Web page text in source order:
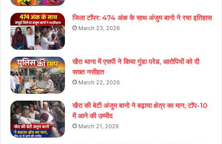
जिला टॉपर: 474 अंक के साथ अंजुम बानो ने रचा इतिहास
March 23, 2026
खैरा थाना में एसपी ने किया गुंडा परेड, आरोपियों को दी
सख्त नसीहत
March 22, 2026
खैरा की बेटी अंजुम बानो ने बढ़ाया क्षेत्र का मान, टॉप-10
में आने की उम्मीद
March 21, 2026